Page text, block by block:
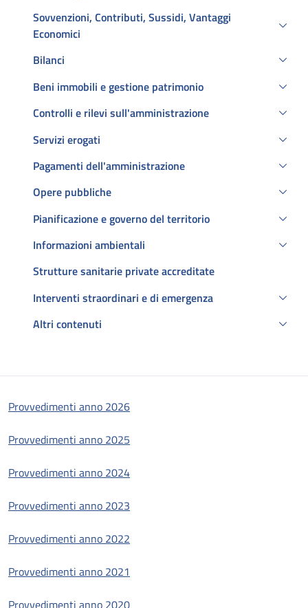
Sovvenzioni, Contributi, Sussidi, Vantaggi
Economici
Bilanci
Beni immobili e gestione patrimonio
Controlli e rilevi sull'amministrazione
Servizi erogati
Pagamenti dell'amministrazione
Opere pubbliche
Pianificazione e governo del territorio
Informazioni ambientali
Strutture sanitarie private accreditate
Interventi straordinari e di emergenza
Altri contenuti
Descrizione
Provvedimenti anno 2026
Provvedimenti anno 2025
Provvedimenti anno 2024
Provvedimenti anno 2023
Provvedimenti anno 2022
Provvedimenti anno 2021